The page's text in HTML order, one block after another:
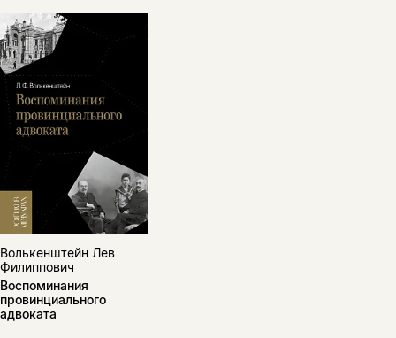
Волькенштейн Лев
Филиппович
Воспоминания
провинциального
адвоката